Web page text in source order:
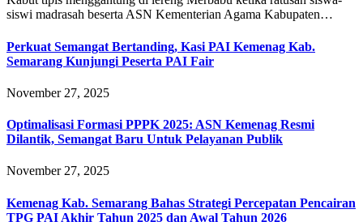
siswi madrasah beserta ASN Kementerian Agama Kabupaten…
Perkuat Semangat Bertanding, Kasi PAI Kemenag Kab.
Semarang Kunjungi Peserta PAI Fair
November 27, 2025
Optimalisasi Formasi PPPK 2025: ASN Kemenag Resmi
Dilantik, Semangat Baru Untuk Pelayanan Publik
November 27, 2025
Kemenag Kab. Semarang Bahas Strategi Percepatan Pencairan
TPG PAI Akhir Tahun 2025 dan Awal Tahun 2026